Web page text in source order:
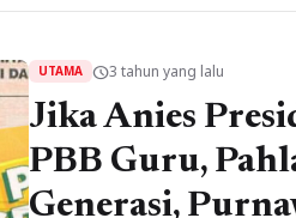
UTAMA schedule3 tahun yang lalu
Jika Anies
PBB Guru,
Generasi,